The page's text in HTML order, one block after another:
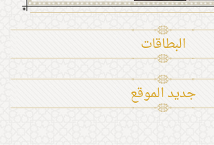
البطاقات
جديد الموقع